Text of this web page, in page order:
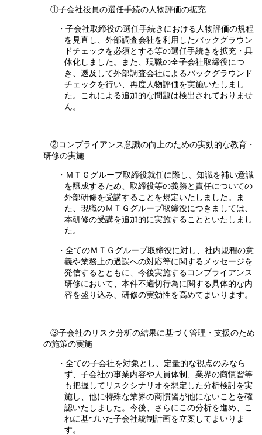
①子会社役員の選任手続の人物評価の拡充
・子会社取締役の選任手続きにおける人物評価の規程
を見直し、外部調査会社を利用したバックグラウン
ドチェックを必須とする等の選任手続きを拡充・具
体化しました。また、現職の全子会社取締役につ
き、遡及して外部調査会社によるバックグラウンド
チェックを行い、再度人物評価を実施いたしまし
た。これによる追加的な問題は検出されておりませ
ん。
②コンプライアンス意識の向上のための実効的な教育・
研修の実施
・ＭＴＧグループ取締役就任に際し、知識を補い意識
を醸成するため、取締役等の義務と責任についての
外部研修を受講することを規定いたしました。ま
た、現職のＭＴＧグループ取締役につきましては、
本研修の受講を追加的に実施することといたしまし
た。
・全てのＭＴＧグループ取締役に対し、社内規程の意
義や業務上の過誤への対応等に関するメッセージを
発信するとともに、今後実施するコンプライアンス
研修において、本件不適切行為に関する具体的な内
容を盛り込み、研修の実効性を高めてまいります。
③子会社のリスク分析の結果に基づく管理・支援のため
の施策の実施
・全ての子会社を対象とし、定量的な視点のみなら
ず、子会社の事業内容や人員体制、業界の商慣習等
も把握してリスクシナリオを想定した分析検討を実
施し、他に特殊な業界の商慣習が他にないことを確
認いたしました。今後、さらにこの分析を進め、こ
れに基づいた子会社統制計画を立案してまいりま
す。